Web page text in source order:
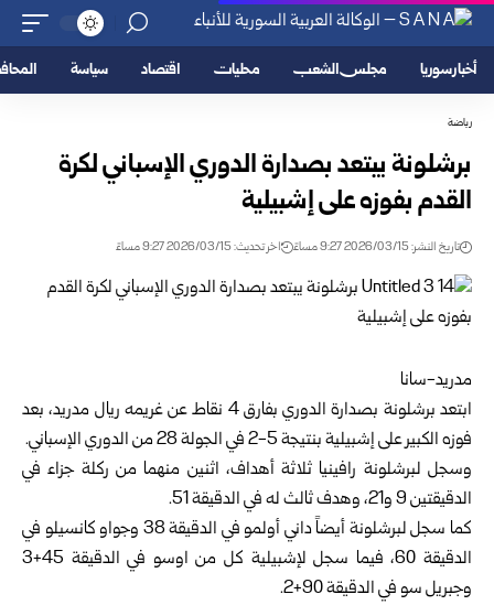
أخبار سوريا مجلس الشعب محليات اقتصاد سياسة
رياضة
برشلونة يبتعد بصدارة الدوري الإسباني لكرة
القدم بفوزه على إشبيلية
تاريخ النشر: 2026/03/15 9:27 مساءً اخر تحديث: 2026/03/15 9:27 مساءً
مدريد-سانا
ابتعدبرشلونة
بصدارة الدوري بفارق 4 نقاط عن غريمه ريال مدريد، بعد
فوزه الكبير علىإشبيليةبنتيجة 5-2 في الجولة 28 من الدوري الإسباني.
وسجل لبرشلونة رافينيا ثلاثة أهداف، اثنين منهما من ركلة جزاء في
الدقيقتين 9 و21، وهدف ثالث له في الدقيقة 51.
كما سجل لبرشلونة أيضاً داني أولمو في الدقيقة 38 وجواو كانسيلو في
الدقيقة 60، فيما سجل لإشبيلية كل من اوسو في الدقيقة 45+3
وجبريل سو في الدقيقة 90+2.